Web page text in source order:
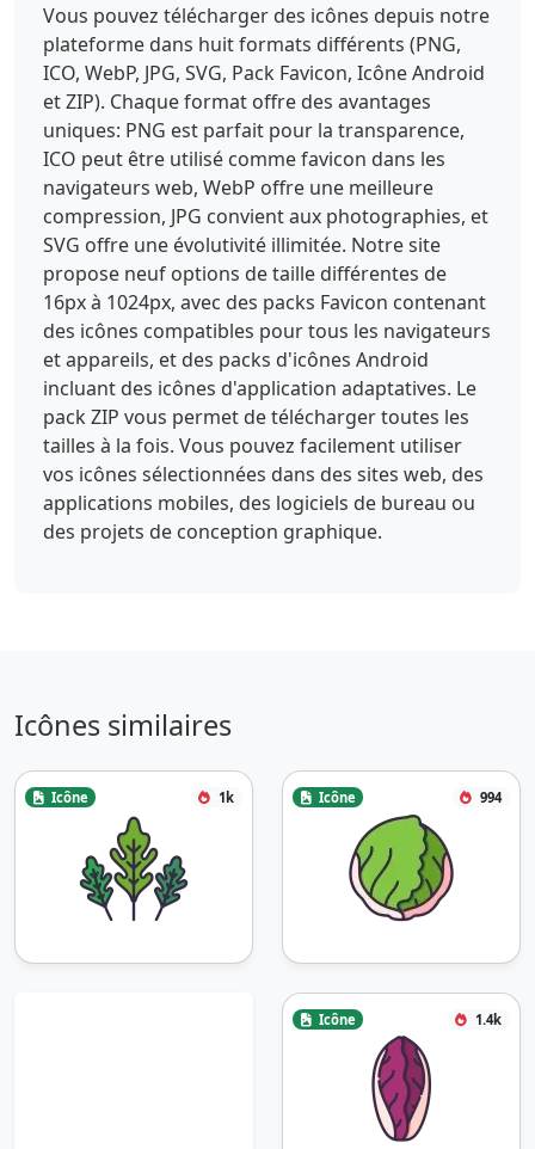
Vous pouvez télécharger des icônes depuis notre
plateforme dans huit formats différents (PNG,
ICO, WebP, JPG, SVG, Pack Favicon, Icône Android
et ZIP). Chaque format offre des avantages
uniques: PNG est parfait pour la transparence,
ICO peut être utilisé comme favicon dans les
navigateurs web, WebP offre une meilleure
compression, JPG convient aux photographies, et
SVG offre une évolutivité illimitée. Notre site
propose neuf options de taille différentes de
16px à 1024px, avec des packs Favicon contenant
des icônes compatibles pour tous les navigateurs
et appareils, et des packs d'icônes Android
incluant des icônes d'application adaptatives. Le
pack ZIP vous permet de télécharger toutes les
tailles à la fois. Vous pouvez facilement utiliser
vos icônes sélectionnées dans des sites web, des
applications mobiles, des logiciels de bureau ou
des projets de conception graphique.
Icônes similaires
Icône 1k Icône 994
Icône 1.4k